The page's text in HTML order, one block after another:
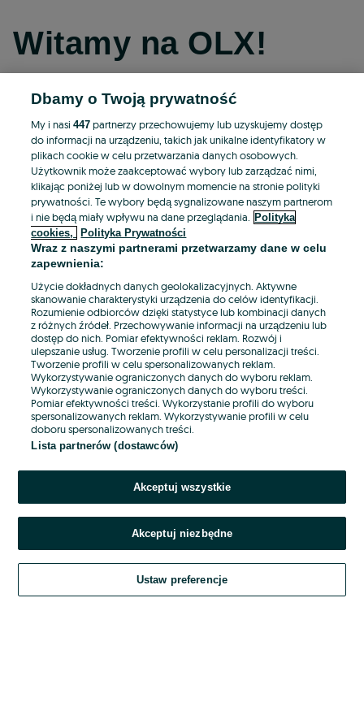
Witamy na OLX!
Kontynuuj przez Facebooka
Kontynuuj przez konto Apple
Kontynuuj przez konto Google
LUB
E-mail
Hasło
Nie pamiętasz hasła?
Zaloguj się
Kontynuując za pośrednictwem jednego z dostawców wskazanych powyżej,
Regulamin serwisu OLX.pl w jego aktualnym brzmieniu.
Dbamy o Twoją prywatność
My i nasi447 partnerzy przechowujemy lub uzyskujemy dostęp
do informacji na urządzeniu, takich jak unikalne identyfikatory w
plikach cookie w celu przetwarzania danych osobowych.
Użytkownik może zaakceptować wybory lub zarządzać nimi,
klikając poniżej lub w dowolnym momencie na stronie polityki
prywatności. Te wybory będą sygnalizowane naszym partnerom
i nie będą miały wpływu na dane przeglądania.
Polityka
cookies,
Polityka Prywatności
Wraz z naszymi partnerami przetwarzamy dane w celu
zapewnienia:
Użycie dokładnych danych geolokalizacyjnych. Aktywne
skanowanie charakterystyki urządzenia do celów identyfikacji.
Rozumienie odbiorców dzięki statystyce lub kombinacji danych
z różnych źródeł. Przechowywanie informacji na urządzeniu lub
dostęp do nich. Pomiar efektywności reklam. Rozwój i
ulepszanie usług. Tworzenie profili w celu personalizacji treści.
Tworzenie profili w celu spersonalizowanych reklam.
Wykorzystywanie ograniczonych danych do wyboru reklam.
Wykorzystywanie ograniczonych danych do wyboru treści.
Pomiar efektywności treści. Wykorzystanie profili do wyboru
spersonalizowanych reklam. Wykorzystywanie profili w celu
doboru spersonalizowanych treści.
Lista partnerów (dostawców)
Akceptuj wszystkie
Akceptuj niezbędne
Ustaw preferencje